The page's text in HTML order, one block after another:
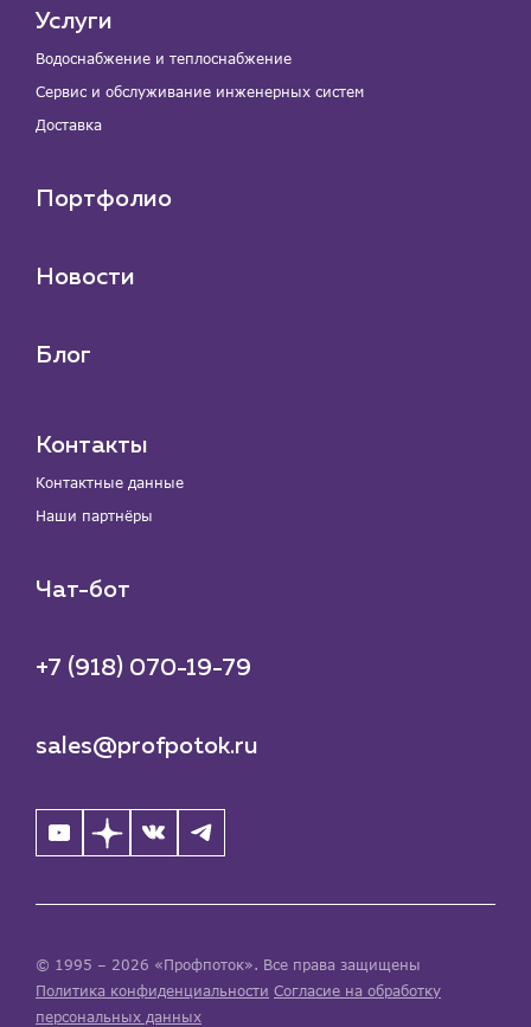
Услуги
Водоснабжение и теплоснабжение
Сервис и обслуживание инженерных систем
Доставка
Портфолио
Новости
Блог
Контакты
Контактные данные
Наши партнёры
Чат-бот
+7 (918) 070-19-79
sales@profpotok.ru
© 1995 – 2026 «Профпоток». Все права защищены
Политика конфиденциальности Согласие на обработку
персональных данных